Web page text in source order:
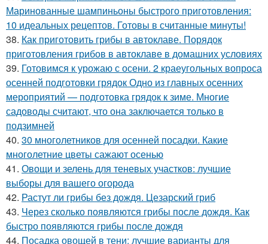
Маринованные шампиньоны быстрого приготовления:
10 идеальных рецептов. Готовы в считанные минуты!
38. Как приготовить грибы в автоклаве. Порядок
приготовления грибов в автоклаве в домашних условиях
39. Готовимся к урожаю с осени. 2 краеугольных вопроса
осенней подготовки грядок Одно из главных осенних
мероприятий — подготовка грядок к зиме. Многие
садоводы считают, что она заключается только в
подзимней
40. 30 многолетников для осенней посадки. Какие
многолетние цветы сажают осенью
41. Овощи и зелень для теневых участков: лучшие
выборы для вашего огорода
42. Растут ли грибы без дождя. Цезарский гриб
43. Через сколько появляются грибы после дождя. Как
быстро появляются грибы после дождя
44. Посадка овощей в тени: лучшие варианты для